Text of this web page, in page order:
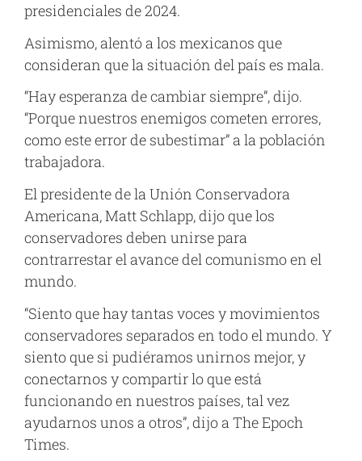
presidenciales de 2024.
Asimismo, alentó a los mexicanos que
consideran que la situación del país es mala.
“Hay esperanza de cambiar siempre”, dijo.
“Porque nuestros enemigos cometen errores,
como este error de subestimar” a la población
trabajadora.
El presidente de la Unión Conservadora
Americana, Matt Schlapp, dijo que los
conservadores deben unirse para
contrarrestar el avance del comunismo en el
mundo.
“Siento que hay tantas voces y movimientos
conservadores separados en todo el mundo. Y
siento que si pudiéramos unirnos mejor, y
conectarnos y compartir lo que está
funcionando en nuestros países, tal vez
ayudarnos unos a otros”, dijo a The Epoch
Times.